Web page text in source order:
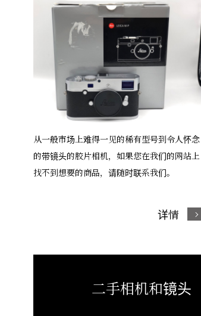
从一般市场上难得一见的稀有型号到令人怀念
的带镜头的胶片相机，如果您在我们的网站上
找不到想要的商品，请随时联系我们。
详情
二手相机和镜头